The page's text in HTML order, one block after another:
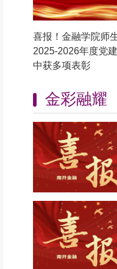
喜报！金融学院师
2025-2026年度党
中获多项表彰
金彩融耀